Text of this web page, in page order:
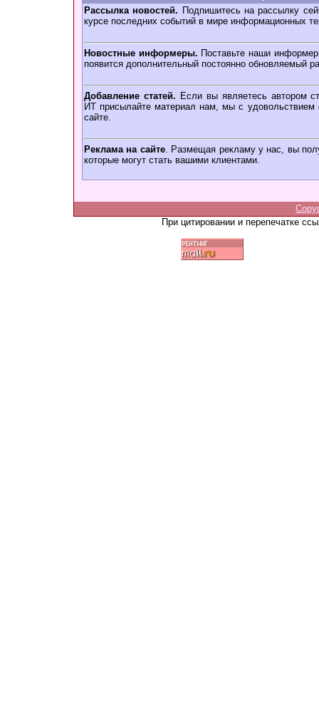
Рассылка новостей. Подпишитесь на рассылку
курсе последних событий в мире информационных
Новостные информеры. Поставьте наши
появится дополнительный постоянно обновляемый
Добавление статей. Если вы являетесь автором
ИТ присылайте материал нам, мы с удовольствием
сайте.
Реклама на сайте. Размещая рекламу у нас, вы
которые могут стать вашими клиентами.
При цитировании и перепечатке